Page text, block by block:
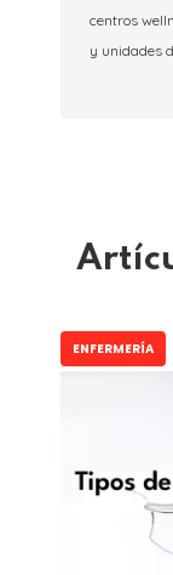
centros
y unidades
ENFERMERÍA